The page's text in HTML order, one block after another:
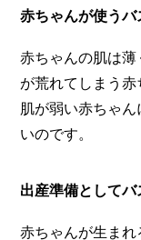
赤ちゃんが使う
赤ちゃんの肌は
が荒れてしまう
肌が弱い赤ちゃ
いのです。
出産準備として
赤ちゃんが生ま